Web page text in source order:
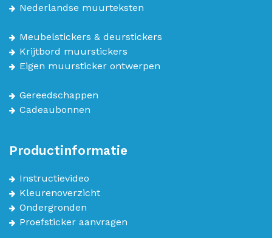
Nederlandse muurteksten
Meubelstickers & deurstickers
Krijtbord muurstickers
Eigen muursticker ontwerpen
Gereedschappen
Cadeaubonnen
Productinformatie
Instructievideo
Kleurenoverzicht
Ondergronden
Proefsticker aanvragen